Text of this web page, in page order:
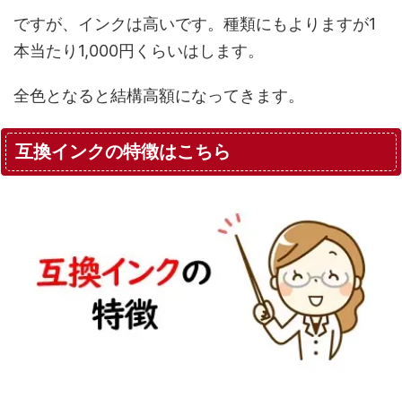
ですが、インクは高いです。種類にもよりますが1
本当たり1,000円くらいはします。
全色となると結構高額になってきます。
互換インクの特徴はこちら